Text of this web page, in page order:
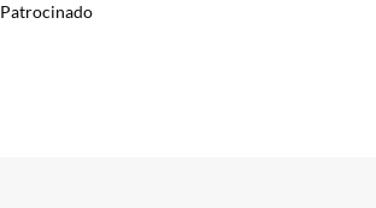
Patrocinado